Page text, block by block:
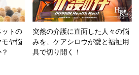
トの
モヤ悩
突然の介護に直面した人々の悩
みを、ケアシロウが愛と福祉用
具で切り開く！